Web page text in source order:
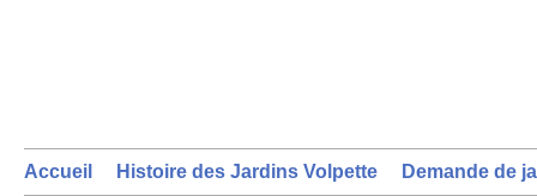
Accueil Histoire des Jardins Volpette Demande de